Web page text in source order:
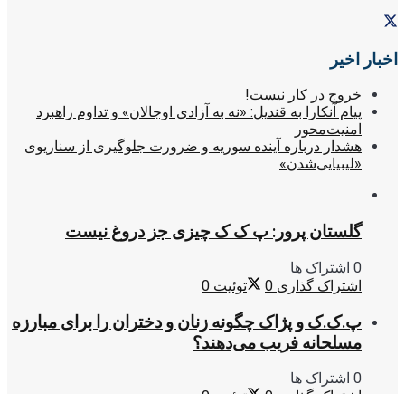
اخبار اخیر
خروج در کار نیست!
پیام آنکارا به قندیل: «نه به آزادی اوجالان» و تداوم راهبرد
امنیت‌محور
هشدار درباره آینده سوریه و ضرورت جلوگیری از سناریوی
«لیبیایی‌شدن»
گلستان پرور: پ ک ک چیزی جز دروغ نیست
0 اشتراک ها
اشتراک گذاری 0 توئیت 0
پ.ک.ک و پژاک چگونه زنان و دختران را برای مبارزه
مسلحانه فریب می‌دهند؟
0 اشتراک ها